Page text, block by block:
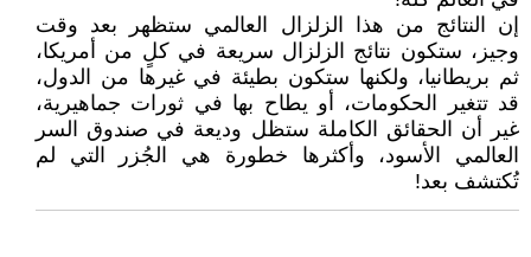
إن النتائج من هذا الزلزال العالمي ستظهر بعد وقت
وجيز، ستكون نتائج الزلزال سريعة في كلٍ من أمريكا،
ثم بريطانيا، ولكنها ستكون بطيئة في غيرها من الدول،
قد تتغير الحكومات، أو يطاح بها في ثورات جماهيرية،
غير أن الحقائق الكاملة ستظل وديعة في صندوق السر
العالمي الأسود، وأكثرها خطورة هي الجُزر التي لم
تُكتشف بعد!